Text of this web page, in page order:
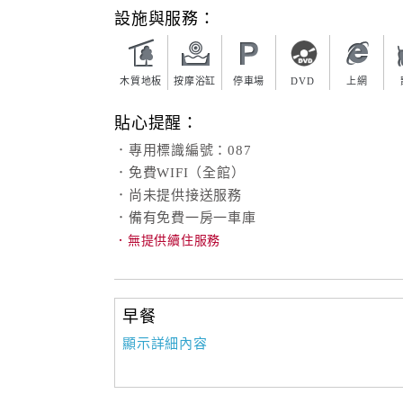
設施與服務：
木質地板 按摩浴缸 停車場 DVD 上網
貼心提醒：
．專用標識編號：087
．免費WIFI（全館）
．尚未提供接送服務
．備有免費一房一車庫
．無提供續住服務
早餐
顯示詳細內容